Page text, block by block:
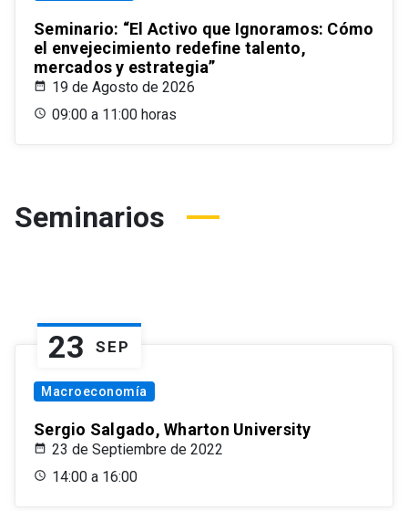
Seminario: “El Activo que Ignoramos: Cómo
el envejecimiento redefine talento,
mercados y estrategia”
19 de Agosto de 2026
09:00 a 11:00 horas
Seminarios
23 SEP
Macroeconomía
Sergio Salgado, Wharton University
23 de Septiembre de 2022
14:00 a 16:00